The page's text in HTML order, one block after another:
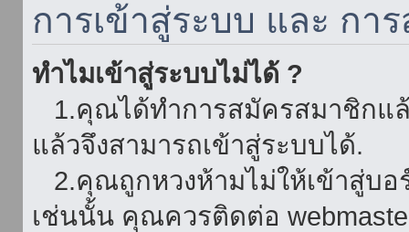
การเข้าสู่ระบบ และ กา
ทำไมเข้าสู่ระบบไม่ได้ ?
1.คุณได้ทำการสมัครสมาชิกแ
แล้วจึงสามารถเข้าสู่ระบบได้.
2.คุณถูกหวงห้ามไม่ให้เข้าสู่บอ
เช่นนั้น คุณควรติดต่อ